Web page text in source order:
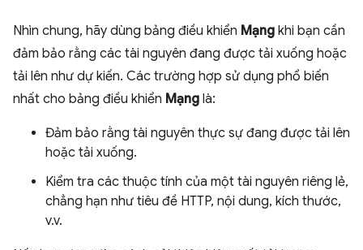
Nhìn chung, hãy dùng bảng điều khiển Mạng khi bạn cần
đảm bảo rằng các tài nguyên đang được tải xuống hoặc
tải lên như dự kiến. Các trường hợp sử dụng phổ biến
nhất cho bảng điều khiển Mạng là:
Đảm bảo rằng tài nguyên thực sự đang được tải lên
hoặc tải xuống.
Kiểm tra các thuộc tính của một tài nguyên riêng lẻ,
chẳng hạn như tiêu đề HTTP, nội dung, kích thước,
v.v.